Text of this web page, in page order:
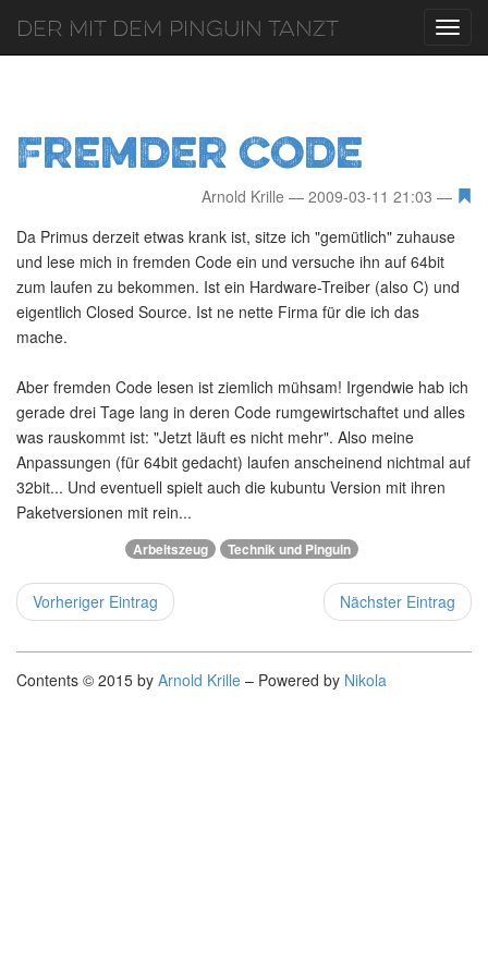
Der mit dem Pinguin tanzt
Fremder Code
Arnold Krille
2009-03-11 21:03
Da Primus derzeit etwas krank ist, sitze ich "gemütlich" zuhause
und lese mich in fremden Code ein und versuche ihn auf 64bit
zum laufen zu bekommen. Ist ein Hardware-Treiber (also C) und
eigentlich Closed Source. Ist ne nette Firma für die ich das
mache.
Aber fremden Code lesen ist ziemlich mühsam! Irgendwie hab ich
gerade drei Tage lang in deren Code rumgewirtschaftet und alles
was rauskommt ist: "Jetzt läuft es nicht mehr". Also meine
Anpassungen (für 64bit gedacht) laufen anscheinend nichtmal auf
32bit... Und eventuell spielt auch die kubuntu Version mit ihren
Paketversionen mit rein...
Arbeitszeug Technik und Pinguin
Vorheriger Eintrag Nächster Eintrag
Contents © 2015 by Arnold Krille – Powered by Nikola